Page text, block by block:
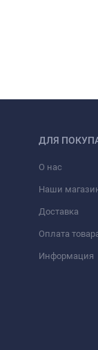
ДЛЯ
О нас
Наши
Доставка
Оплата
Информация